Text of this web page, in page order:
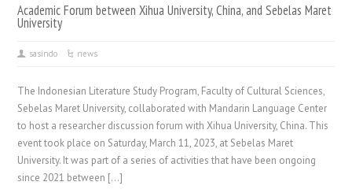
Academic Forum between Xihua University, China, and Sebelas Maret
University
sasindo news
The Indonesian Literature Study Program, Faculty of Cultural Sciences,
Sebelas Maret University, collaborated with Mandarin Language Center
to host a researcher discussion forum with Xihua University, China. This
event took place on Saturday, March 11, 2023, at Sebelas Maret
University. It was part of a series of activities that have been ongoing
since 2021 between […]